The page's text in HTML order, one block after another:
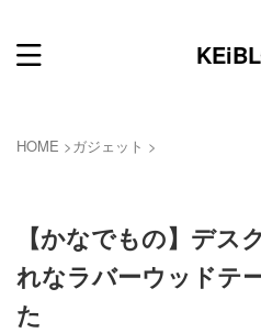
HOME >ガジェット >
【かなでもの】デス
れなラバーウッドテ
た